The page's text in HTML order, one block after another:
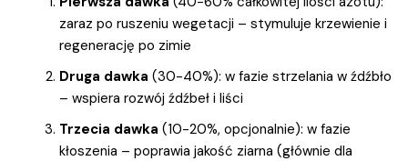
zaraz po ruszeniu wegetacji – stymuluje krzewienie i
regenerację po zimie
Druga dawka (30-40%): w fazie strzelania w źdźbło
– wspiera rozwój źdźbeł i liści
Trzecia dawka (10-20%, opcjonalnie): w fazie
kłoszenia – poprawia jakość ziarna (głównie dla